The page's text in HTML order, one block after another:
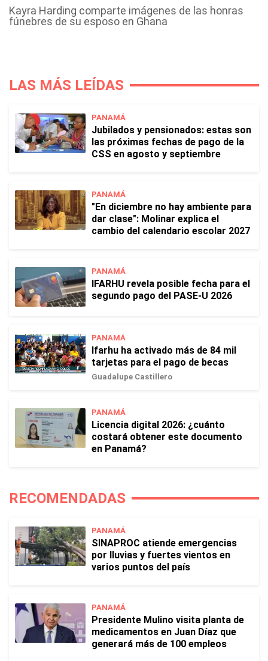
Kayra Harding comparte imágenes de las honras
fúnebres de su esposo en Ghana
LAS MÁS LEÍDAS
PANAMÁ
Jubilados y pensionados: estas son
las próximas fechas de pago de la
CSS en agosto y septiembre
PANAMÁ
"En diciembre no hay ambiente para
dar clase": Molinar explica el
cambio del calendario escolar 2027
PANAMÁ
IFARHU revela posible fecha para el
segundo pago del PASE-U 2026
PANAMÁ
Ifarhu ha activado más de 84 mil
tarjetas para el pago de becas
Guadalupe Castillero
PANAMÁ
Licencia digital 2026: ¿cuánto
costará obtener este documento
en Panamá?
RECOMENDADAS
PANAMÁ
SINAPROC atiende emergencias
por lluvias y fuertes vientos en
varios puntos del país
PANAMÁ
Presidente Mulino visita planta de
medicamentos en Juan Díaz que
generará más de 100 empleos